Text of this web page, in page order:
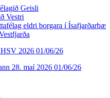
Geisli
Vestri
eldri borgara í Ísafjarðarbæ
2026 01/06/26
28. maí 2026 01/06/26